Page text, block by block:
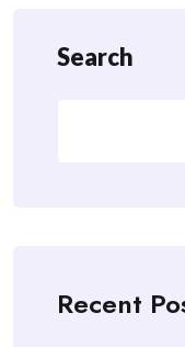
Search
Recent